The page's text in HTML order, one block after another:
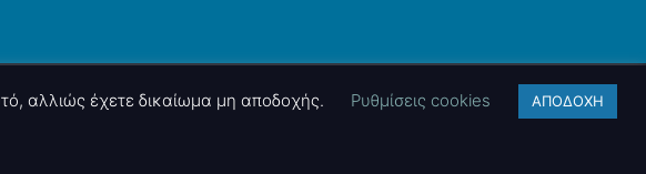
αλλιώς έχετε δικαίωμα μη αποδοχής. Ρυθμίσεις cookies ΑΠΟΔΟΧΗ